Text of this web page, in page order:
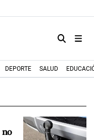
DEPORTE SALUD